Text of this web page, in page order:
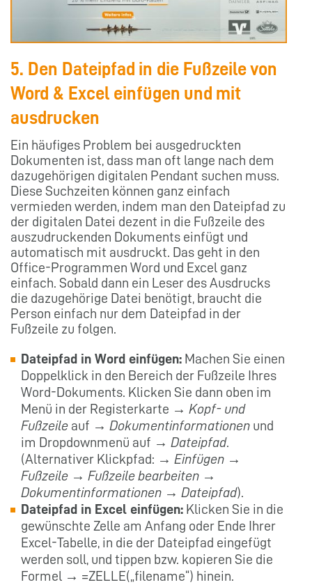
5. Den Dateipfad in die Fußzeile von
Word & Excel einfügen und mit
ausdrucken
Ein häufiges Problem bei ausgedruckten
Dokumenten ist, dass man oft lange nach dem
dazugehörigen digitalen Pendant suchen muss.
Diese Suchzeiten können ganz einfach
vermieden werden, indem man den Dateipfad zu
der digitalen Datei dezent in die Fußzeile des
auszudruckenden Dokuments einfügt und
automatisch mit ausdruckt. Das geht in den
Office-Programmen Word und Excel ganz
einfach. Sobald dann ein Leser des Ausdrucks
die dazugehörige Datei benötigt, braucht die
Person einfach nur dem Dateipfad in der
Fußzeile zu folgen.
Dateipfad in Word einfügen: Machen Sie einen
Doppelklick in den Bereich der Fußzeile Ihres
Word-Dokuments. Klicken Sie dann oben im
Menü in der Registerkarte → Kopf- und
Fußzeile auf → Dokumentinformationen und
im Dropdownmenü auf → Dateipfad.
(Alternativer Klickpfad: → Einfügen →
Fußzeile → Fußzeile bearbeiten →
Dokumentinformationen → Dateipfad).
Dateipfad in Excel einfügen: Klicken Sie in die
gewünschte Zelle am Anfang oder Ende Ihrer
Excel-Tabelle, in die der Dateipfad eingefügt
werden soll, und tippen bzw. kopieren Sie die
Formel → =ZELLE(„filename“) hinein.